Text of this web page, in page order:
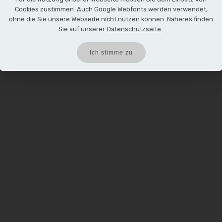
Cookies zustimmen. Auch Google Webfonts werden verwendet,
ohne die Sie unsere Webseite nicht nutzen können. Näheres finden
Sie auf unserer Datenschutzseite .
Ich stimme zu